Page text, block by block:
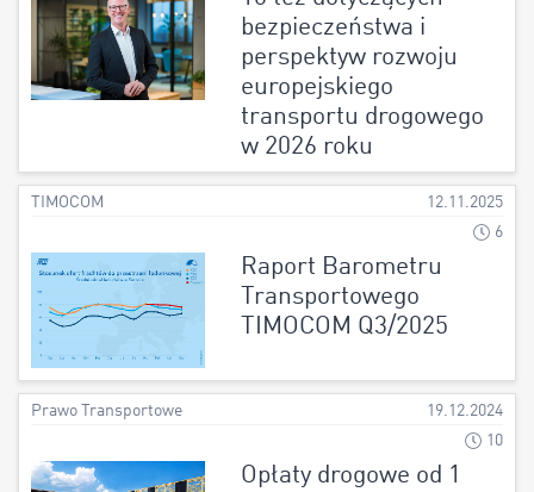
bezpieczeństwa i
perspektyw rozwoju
europejskiego
transportu drogowego
w 2026 roku
TIMOCOM
12.11.2025
6
Raport Barometru
Transportowego
TIMOCOM Q3/2025
Prawo Transportowe
19.12.2024
10
Opłaty drogowe od 1